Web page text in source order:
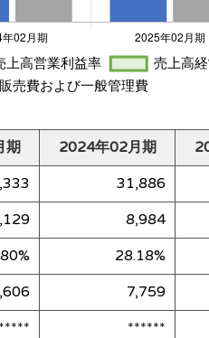
期 2024年02月期
31,886
8,984
28.18%
7,759
******